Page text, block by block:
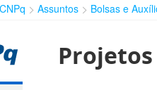
CNPq Assuntos Bolsas e
Projetos